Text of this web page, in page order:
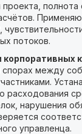
полнота
потоков.
корпоративных
между
расходования
нарушения
управленца.